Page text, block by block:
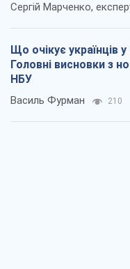
Сергій Марченко,
Що очікує українців
Головні висновки з
НБУ
Василь Фурман 210